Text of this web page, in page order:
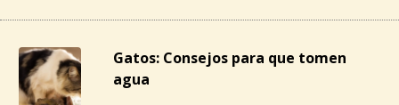
Gatos: Consejos para que tomen
agua